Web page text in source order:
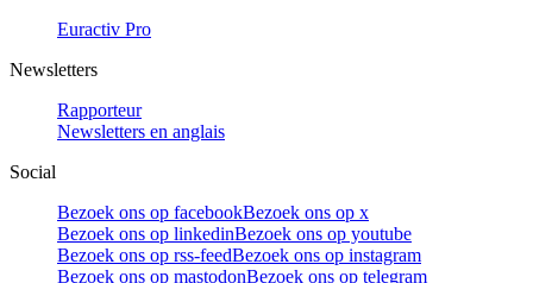
Euractiv Pro
Newsletters
Rapporteur
Newsletters en anglais
Social
Bezoek ons op facebookBezoek ons op x
Bezoek ons op linkedinBezoek ons op youtube
Bezoek ons op rss-feedBezoek ons op instagram
Bezoek ons op mastodonBezoek ons op telegram